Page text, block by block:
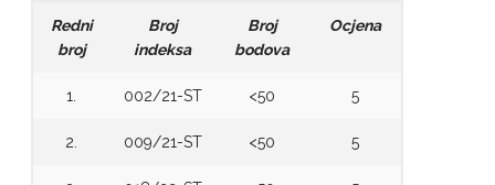
Redni
broj
Broj
indeksa
Broj
bodova
Ocjena
1. 002/21-ST <50 5
2. 009/21-ST <50 5